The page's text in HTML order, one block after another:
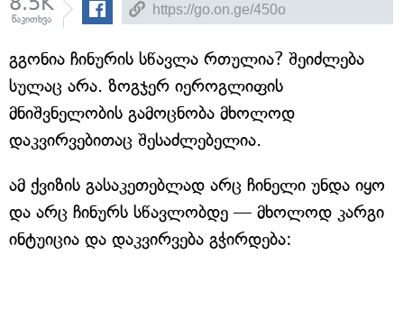
წაკითხვა
გგონია ჩინურის სწავლა რთულია? შეიძლება
სულაც არა. ზოგჯერ იეროგლიფის
მნიშვნელობის გამოცნობა მხოლოდ
დაკვირვებითაც შესაძლებელია.
ამ ქვიზის გასაკეთებლად არც ჩინელი უნდა იყო
და არც ჩინურს სწავლობდე — მხოლოდ კარგი
ინტუიცია და დაკვირვება გჭირდება: